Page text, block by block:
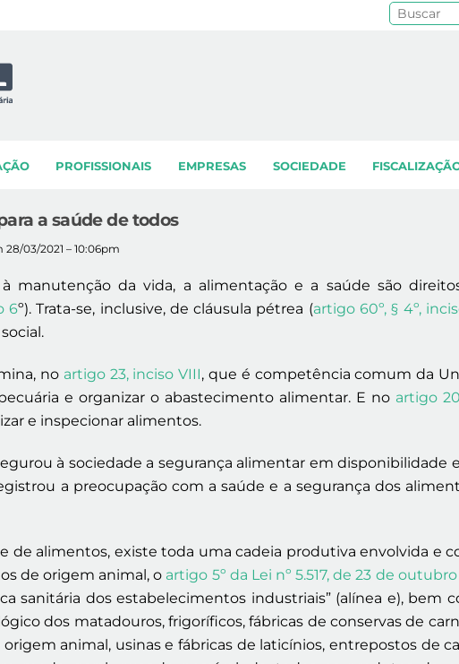
PROFISSIONAIS EMPRESAS SOCIEDADE
a saúde de todos
03/2021 – 10:06pm
manutenção da vida, a alimentação e a saúde são
6º). Trata-se, inclusive, de cláusula pétrea (artigo 60º, § 4º,
no artigo 23, inciso VIII, que é competência comum da
e organizar o abastecimento alimentar. E no artigo
e inspecionar alimentos.
à sociedade a segurança alimentar em disponibilidade
a preocupação com a saúde e a segurança dos
de alimentos, existe toda uma cadeia produtiva envolvida e
de origem animal, o artigo 5º da Lei nº 5.517, de 23 de
sanitária dos estabelecimentos industriais” (alínea e), bem
dos matadouros, frigoríficos, fábricas de conservas de
animal, usinas e fábricas de laticínios, entrepostos de